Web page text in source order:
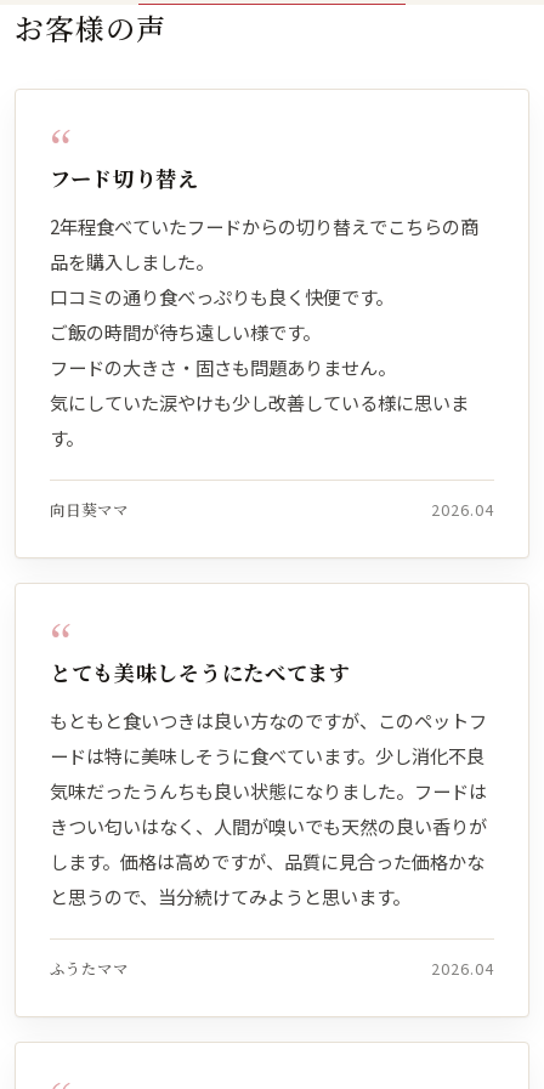
いますので、品質や安全性につ
す。 鹿肉の原産地は、北海道
県、千葉県、神奈川県、静岡
県、長野県、三重県、奈良県、
鳥取県、広島県、長崎県及び鹿
児島県になります。
富に含み、ヤラピンというさつ
維持に役立ちます。クロロゲン
も含まれています。
す。ポリフェノール等が豊富に
お客様の声
“
フード切り替え
2年程食べていたフードからの切り替えでこちらの商
品を購入しました。
口コミの通り食べっぷりも良く快便です。
ご飯の時間が待ち遠しい様です。
フードの大きさ・固さも問題ありません。
気にしていた涙やけも少し改善している様に思いま
す。
向日葵ママ 2026.04
“
とても美味しそうにたべてます
もともと食いつきは良い方なのですが、このペットフ
ードは特に美味しそうに食べています。少し消化不良
気味だったうんちも良い状態になりました。フードは
きつい匂いはなく、人間が嗅いでも天然の良い香りが
します。価格は高めですが、品質に見合った価格かな
と思うので、当分続けてみようと思います。
ふうたママ 2026.04